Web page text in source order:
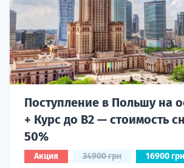
Поступление в Польшу на
+ Курс до B2 — стоимость
50%
Акция 34900 грн 16900 грн